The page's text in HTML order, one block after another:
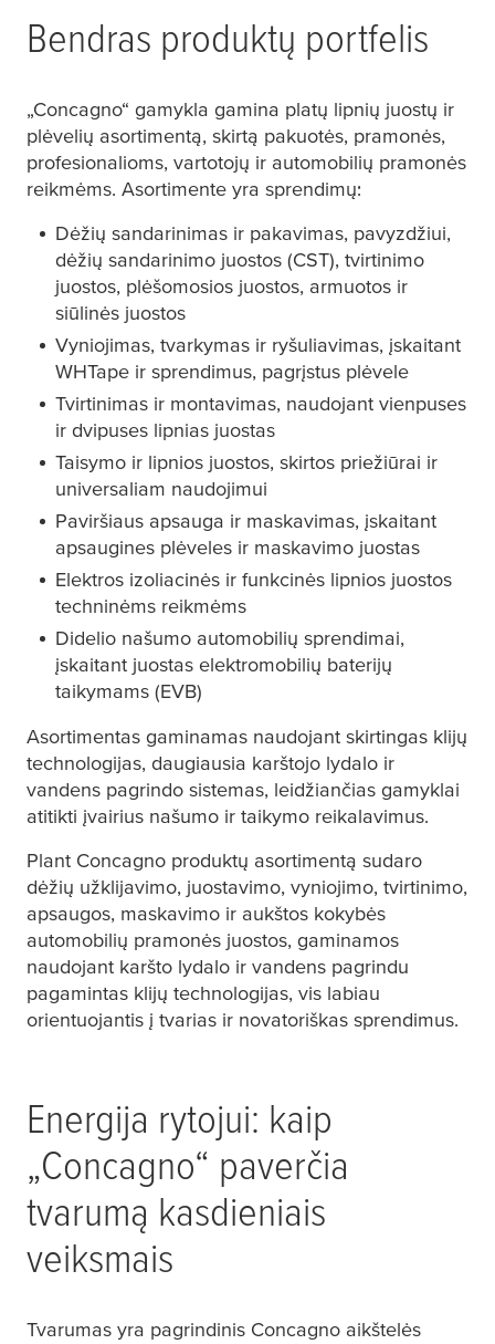
Bendras produktų portfelis
„Concagno“ gamykla gamina platų lipnių juostų ir
plėvelių asortimentą, skirtą pakuotės, pramonės,
profesionalioms, vartotojų ir automobilių pramonės
reikmėms. Asortimente yra sprendimų:
Dėžių sandarinimas ir pakavimas, pavyzdžiui,
dėžių sandarinimo juostos (CST), tvirtinimo
juostos, plėšomosios juostos, armuotos ir
siūlinės juostos
Vyniojimas, tvarkymas ir ryšuliavimas, įskaitant
WHTape ir sprendimus, pagrįstus plėvele
Tvirtinimas ir montavimas, naudojant vienpuses
ir dvipuses lipnias juostas
Taisymo ir lipnios juostos, skirtos priežiūrai ir
universaliam naudojimui
Paviršiaus apsauga ir maskavimas, įskaitant
apsaugines plėveles ir maskavimo juostas
Elektros izoliacinės ir funkcinės lipnios juostos
techninėms reikmėms
Didelio našumo automobilių sprendimai,
įskaitant juostas elektromobilių baterijų
taikymams (EVB)
Asortimentas gaminamas naudojant skirtingas klijų
technologijas, daugiausia karštojo lydalo ir
vandens pagrindo sistemas, leidžiančias gamyklai
atitikti įvairius našumo ir taikymo reikalavimus.
Plant Concagno produktų asortimentą sudaro
dėžių užklijavimo, juostavimo, vyniojimo, tvirtinimo,
apsaugos, maskavimo ir aukštos kokybės
automobilių pramonės juostos, gaminamos
naudojant karšto lydalo ir vandens pagrindu
pagamintas klijų technologijas, vis labiau
orientuojantis į tvarias ir novatoriškas sprendimus.
Energija rytojui: kaip
„Concagno“ paverčia
tvarumą kasdieniais
veiksmais
Tvarumas yra pagrindinis Concagno aikštelės